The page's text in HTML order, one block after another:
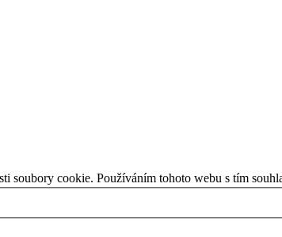
soubory cookie. Používáním tohoto webu s tím